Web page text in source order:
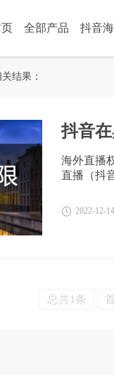
全部产品 抖音
结果：
抖音
海外直播
直播（抖
2022-12-
总共1条